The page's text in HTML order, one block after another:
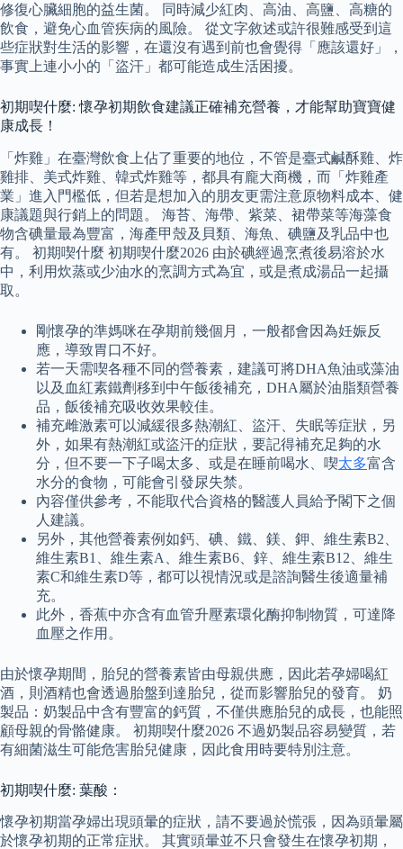
修復心臟細胞的益生菌。 同時減少紅肉、高油、高鹽、高糖的
飲食，避免心血管疾病的風險。 從文字敘述或許很難感受到這
些症狀對生活的影響，在還沒有遇到前也會覺得「應該還好」，
事實上連小小的「盜汗」都可能造成生活困擾。
初期喫什麼: 懷孕初期飲食建議正確補充營養，才能幫助寶寶健
康成長！
「炸雞」在臺灣飲食上佔了重要的地位，不管是臺式鹹酥雞、炸
雞排、美式炸雞、韓式炸雞等，都具有龐大商機，而「炸雞產
業」進入門檻低，但若是想加入的朋友更需注意原物料成本、健
康議題與行銷上的問題。 海苔、海帶、紫菜、裙帶菜等海藻食
物含碘量最為豐富，海產甲殼及貝類、海魚、碘鹽及乳品中也
有。 初期喫什麼 初期喫什麼2026 由於碘經過烹煮後易溶於水
中，利用炊蒸或少油水的烹調方式為宜，或是煮成湯品一起攝
取。
剛懷孕的準媽咪在孕期前幾個月，一般都會因為妊娠反
應，導致胃口不好。
若一天需喫各種不同的營養素，建議可將DHA魚油或藻油
以及血紅素鐵劑移到中午飯後補充，DHA屬於油脂類營養
品，飯後補充吸收效果較佳。
補充雌激素可以減緩很多熱潮紅、盜汗、失眠等症狀，另
外，如果有熱潮紅或盜汗的症狀，要記得補充足夠的水
分，但不要一下子喝太多、或是在睡前喝水、喫太多富含
水分的食物，可能會引發尿失禁。
內容僅供參考，不能取代合資格的醫護人員給予閣下之個
人建議。
另外，其他營養素例如鈣、碘、鐵、鎂、鉀、維生素B2、
維生素B1、維生素A、維生素B6、鋅、維生素B12、維生
素C和維生素D等，都可以視情況或是諮詢醫生後適量補
充。
此外，香蕉中亦含有血管升壓素環化酶抑制物質，可達降
血壓之作用。
由於懷孕期間，胎兒的營養素皆由母親供應，因此若孕婦喝紅
酒，則酒精也會透過胎盤到達胎兒，從而影響胎兒的發育。 奶
製品：奶製品中含有豐富的鈣質，不僅供應胎兒的成長，也能照
顧母親的骨骼健康。 初期喫什麼2026 不過奶製品容易變質，若
有細菌滋生可能危害胎兒健康，因此食用時要特別注意。
初期喫什麼: 葉酸：
懷孕初期當孕婦出現頭暈的症狀，請不要過於慌張，因為頭暈屬
於懷孕初期的正常症狀。 其實頭暈並不只會發生在懷孕初期，